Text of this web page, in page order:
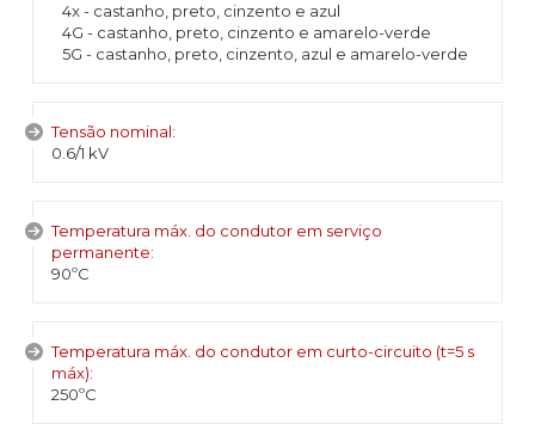
4x - castanho, preto, cinzento e azul
4G - castanho, preto, cinzento e amarelo-verde
5G - castanho, preto, cinzento, azul e amarelo-verde
Tensão nominal:
0.6/1 kV
Temperatura máx. do condutor em serviço
permanente:
90ºC
Temperatura máx. do condutor em curto-circuito (t=5 s
máx):
250ºC